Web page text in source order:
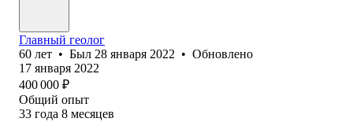
Главный геолог
60 лет • Был 28 января 2022 • Обновлено
17 января 2022
400 000 ₽
Общий опыт
33 года 8 месяцев